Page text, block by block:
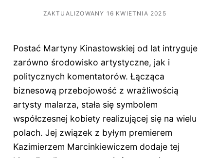
ZAKTUALIZOWANY 16 KWIETNIA 2025
Postać Martyny Kinastowskiej od lat intryguje
zarówno środowisko artystyczne, jak i
politycznych komentatorów. Łącząca
biznesową przebojowość z wrażliwością
artysty malarza, stała się symbolem
współczesnej kobiety realizującej się na wielu
polach. Jej związek z byłym premierem
Kazimierzem Marcinkiewiczem dodaje tej